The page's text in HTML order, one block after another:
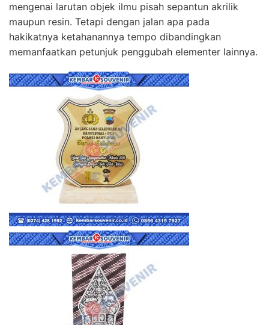
mengenai larutan objek ilmu pisah sepantun akrilik
maupun resin. Tetapi dengan jalan apa pada
hakikatnya ketahanannya tempo dibandingkan
memanfaatkan petunjuk penggubah elementer lainnya.